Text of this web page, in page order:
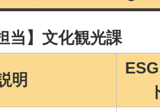
当】文化観光課
明